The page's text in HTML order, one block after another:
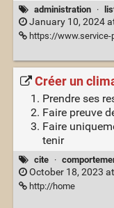
administration ·
January 10, 2024
https://www.service-
Créer un
Prendre ses
Faire preuve
Faire
tenir
cite ·
October 18, 2023
http://home